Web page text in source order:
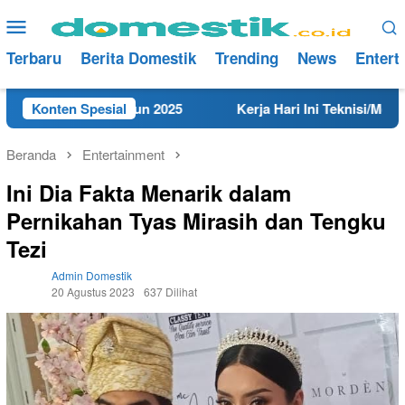
ke
konten
Menu
Mobile
Terbaru Berita Domestik Trending News
Konten Spesial
Tahun 2025 Kerja Hari Ini Teknisi/Mekanik
Beranda Entertainment
Ini Dia Fakta Menarik dalam
Pernikahan Tyas Mirasih dan Tengku
Tezi
Admin Domestik
20 Agustus 2023
637 Dilihat